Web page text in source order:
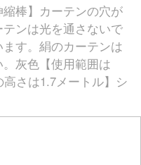
棒】カーテンの穴が
ンは光を通さないで
す。絹のカーテンは
灰色【使用範囲は
さは1.7メートル】シ